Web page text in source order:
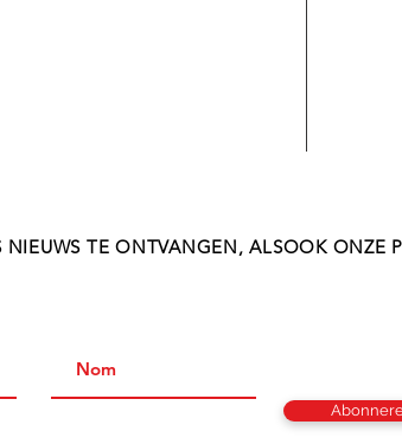
NIEUWS TE ONTVANGEN, ALSOOK ONZE